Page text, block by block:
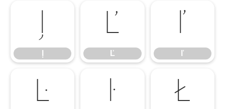
ļ Ľ
Ľ
ľ
ľ
Ŀ ŀ Ł